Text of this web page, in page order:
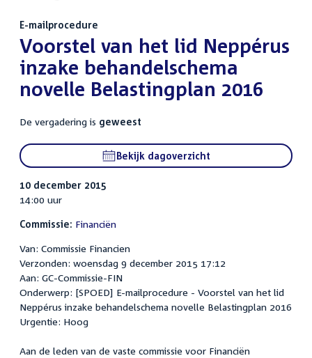
E-mailprocedure
:Voorstel van het lid Neppérus
inzake behandelschema
novelle Belastingplan 2016
De vergadering is geweest
Bekijk dagoverzicht
10 december 2015
14:00 uur
Commissie: Financiën
Van: Commissie Financien
Verzonden: woensdag 9 december 2015 17:12
Aan: GC-Commissie-FIN
Onderwerp: [SPOED] E-mailprocedure - Voorstel van het lid
Neppérus inzake behandelschema novelle Belastingplan 2016
Urgentie: Hoog
Aan de leden van de vaste commissie voor Financiën